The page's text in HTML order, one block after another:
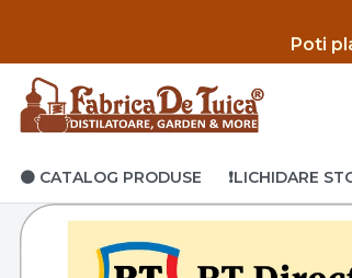
Poti p
🟤 CATALOG PRODUSE ❗LICHIDARE